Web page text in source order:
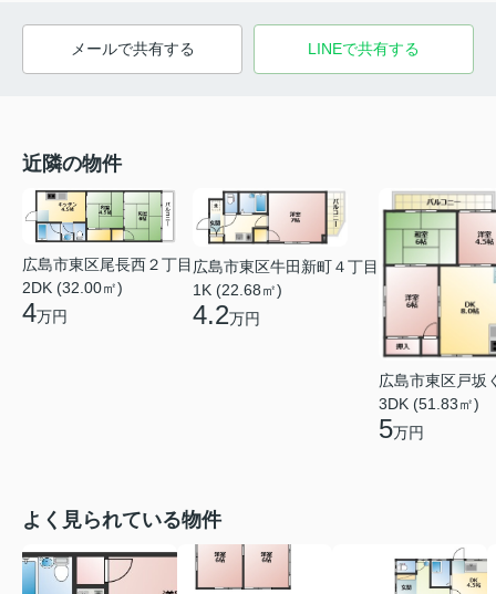
メールで共有する LINEで共有する
近隣の物件
広島市東区尾長西２丁目
2DK (32.00㎡)
4万円
広島市東区牛田新町４丁目
1K (22.68㎡)
4.2万円
広島市東区戸坂
3DK (51.83㎡)
5万円
よく見られている物件